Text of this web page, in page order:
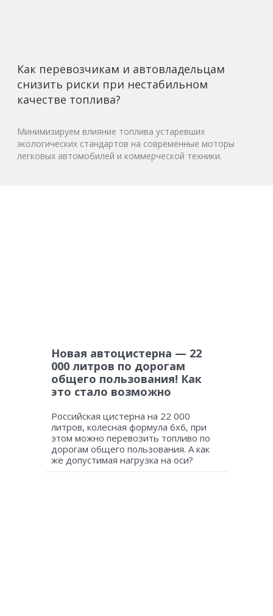
Как перевозчикам и автовладельцам
снизить риски при нестабильном
качестве топлива?
Минимизируем влияние топлива устаревших
экологических стандартов на современные моторы
легковых автомобилей и коммерческой техники.
Новая автоцистерна — 22
000 литров по дорогам
общего пользования! Как
это стало возможно
Российская цистерна на 22 000
литров, колесная формула 6х6, при
этом можно перевозить топливо по
дорогам общего пользования. А как
же допустимая нагрузка на оси?